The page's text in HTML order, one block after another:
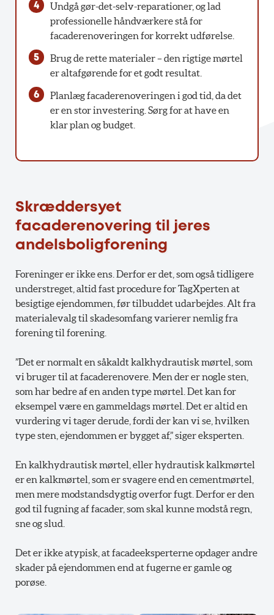
Undgå gør-det-selv-reparationer, og lad
professionelle håndværkere stå for
facaderenoveringen for korrekt udførelse.
Brug de rette materialer – den rigtige mørtel
er altafgørende for et godt resultat.
Planlæg facaderenoveringen i god tid, da det
er en stor investering. Sørg for at have en
klar plan og budget.
Skræddersyet
facaderenovering til jeres
andelsboligforening
Foreninger er ikke ens. Derfor er det, som også tidligere
understreget, altid fast procedure for TagXperten at
besigtige ejendommen, før tilbuddet udarbejdes. Alt fra
materialevalg til skadesomfang varierer nemlig fra
forening til forening.
”Det er normalt en såkaldt kalkhydrautisk mørtel, som
vi bruger til at facaderenovere. Men der er nogle sten,
som har bedre af en anden type mørtel. Det kan for
eksempel være en gammeldags mørtel. Det er altid en
vurdering vi tager derude, fordi der kan vi se, hvilken
type sten, ejendommen er bygget af,” siger eksperten.
En kalkhydrautisk mørtel, eller hydrautisk kalkmørtel
er en kalkmørtel, som er svagere end en cementmørtel,
men mere modstandsdygtig overfor fugt. Derfor er den
god til fugning af facader, som skal kunne modstå regn,
sne og slud.
Det er ikke atypisk, at facadeeksperterne opdager andre
skader på ejendommen end at fugerne er gamle og
porøse.